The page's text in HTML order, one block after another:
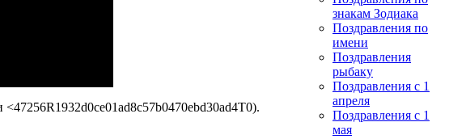
знакам Зодиака
Поздравления по
имени
Поздравления
рыбаку
Поздравления с 1
апреля
Поздравления с 1
мая